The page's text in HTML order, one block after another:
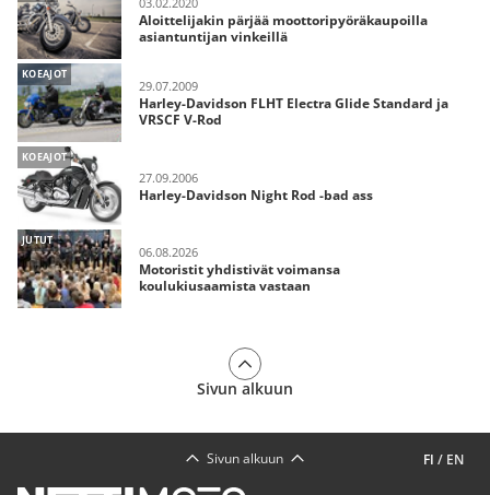
Aloittelijakin pärjää moottoripyöräkaupoilla
asiantuntijan vinkeillä
KOEAJOT
29.07.2009
Harley-Davidson FLHT Electra Glide Standard ja
VRSCF V-Rod
KOEAJOT
27.09.2006
Harley-Davidson Night Rod -bad ass
JUTUT
06.08.2026
Motoristit yhdistivät voimansa
koulukiusaamista vastaan
Sivun alkuun
FI / EN
Sivun alkuun